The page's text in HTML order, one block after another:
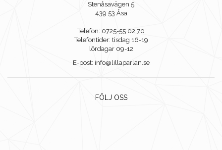
Stenåsavägen 5
439 53 Åsa
Telefon: 0725-55 02 70
Telefontider: tisdag 16-19
lördagar 09-12
E-post: info@lillaparlan.se
FÖLJ OSS